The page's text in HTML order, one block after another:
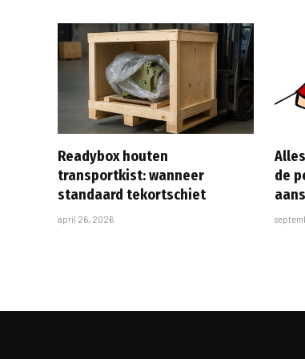
Readybox houten
transportkist: wanneer
standaard tekortschiet
april 26, 2026
de